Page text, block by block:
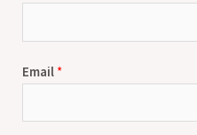
Email *